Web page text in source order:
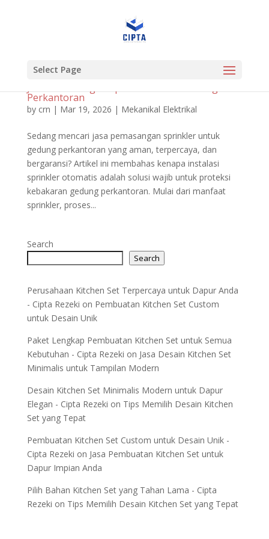
Select Page
Perkantoran
by crn | Mar 19, 2026 | Mekanikal Elektrikal
Sedang mencari jasa pemasangan sprinkler untuk
gedung perkantoran yang aman, terpercaya, dan
bergaransi? Artikel ini membahas kenapa instalasi
sprinkler otomatis adalah solusi wajib untuk proteksi
kebakaran gedung perkantoran. Mulai dari manfaat
sprinkler, proses...
Search
Search
Perusahaan Kitchen Set Terpercaya untuk Dapur Anda
- Cipta Rezeki on Pembuatan Kitchen Set Custom
untuk Desain Unik
Paket Lengkap Pembuatan Kitchen Set untuk Semua
Kebutuhan - Cipta Rezeki on Jasa Desain Kitchen Set
Minimalis untuk Tampilan Modern
Desain Kitchen Set Minimalis Modern untuk Dapur
Elegan - Cipta Rezeki on Tips Memilih Desain Kitchen
Set yang Tepat
Pembuatan Kitchen Set Custom untuk Desain Unik -
Cipta Rezeki on Jasa Pembuatan Kitchen Set untuk
Dapur Impian Anda
Pilih Bahan Kitchen Set yang Tahan Lama - Cipta
Rezeki on Tips Memilih Desain Kitchen Set yang Tepat